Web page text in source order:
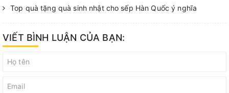
Top quà tặng quà sinh nhật cho sếp Hàn Quốc ý nghĩa
VIẾT BÌNH LUẬN CỦA BẠN: